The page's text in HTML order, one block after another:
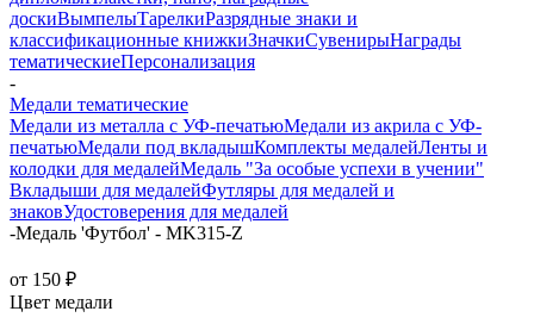
доскиВымпелыТарелкиРазрядные знаки и
классификационные книжкиЗначкиСувенирыНаграды
тематическиеПерсонализация
-
Медали тематические
Медали из металла с УФ-печатьюМедали из акрила с УФ-
печатьюМедали под вкладышКомплекты медалейЛенты и
колодки для медалейМедаль "За особые успехи в учении"
Вкладыши для медалейФутляры для медалей и
знаковУдостоверения для медалей
-Медаль 'Футбол' - MK315-Z
от 150 ₽
Цвет медали